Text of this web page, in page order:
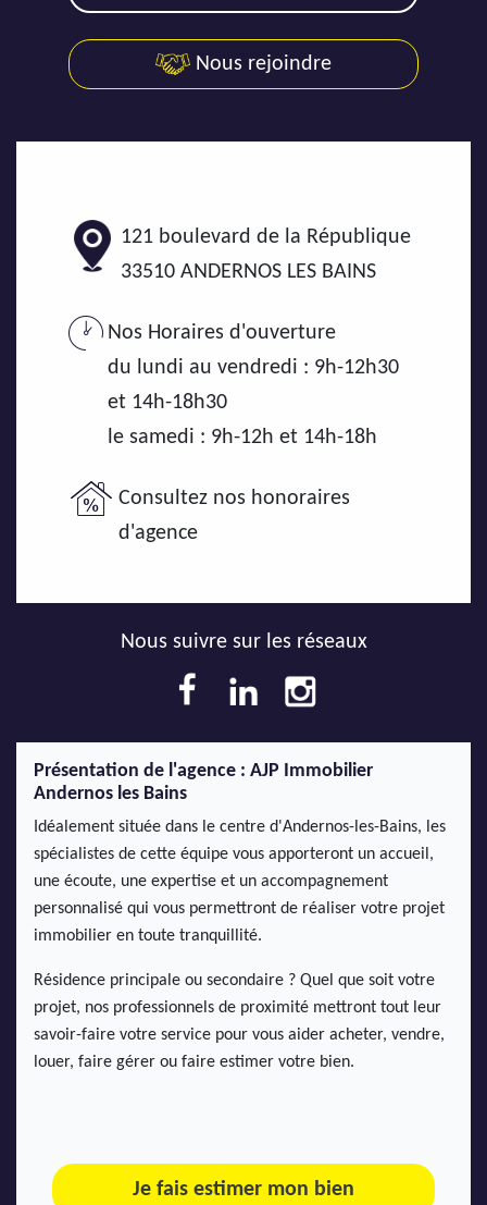
121 boulevard de la République
33510 ANDERNOS LES BAINS
Nos Horaires d'ouverture
du lundi au vendredi : 9h-12h30
et 14h-18h30
le samedi : 9h-12h et 14h-18h
Consultez nos honoraires
d'agence
Nous rejoindre
Nous suivre sur les réseaux
Présentation de l'agence : AJP Immobilier
Andernos les Bains
Idéalement située dans le centre d'Andernos-les-Bains, les
spécialistes de cette équipe vous apporteront un accueil,
une écoute, une expertise et un accompagnement
personnalisé qui vous permettront de réaliser votre projet
immobilier en toute tranquillité.
Résidence principale ou secondaire ? Quel que soit votre
projet, nos professionnels de proximité mettront tout leur
savoir-faire votre service pour vous aider acheter, vendre,
louer, faire gérer ou faire estimer votre bien.
Je fais estimer mon bien